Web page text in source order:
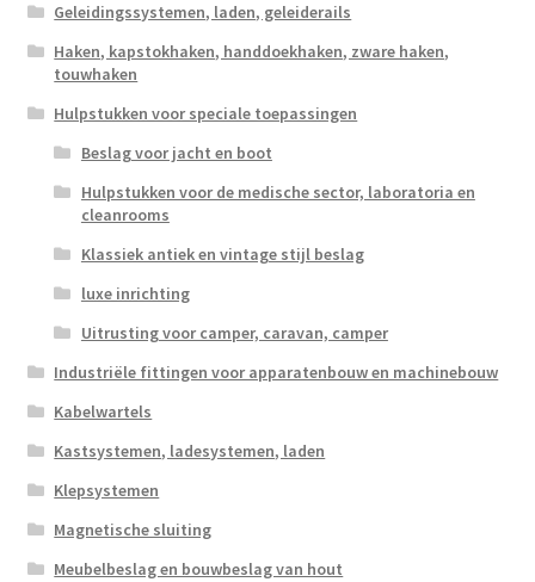
Geleidingssystemen, laden, geleiderails
Haken, kapstokhaken, handdoekhaken, zware haken,
touwhaken
Hulpstukken voor speciale toepassingen
Beslag voor jacht en boot
Hulpstukken voor de medische sector, laboratoria en
cleanrooms
Klassiek antiek en vintage stijl beslag
luxe inrichting
Uitrusting voor camper, caravan, camper
Industriële fittingen voor apparatenbouw en machinebouw
Kabelwartels
Kastsystemen, ladesystemen, laden
Klepsystemen
Magnetische sluiting
Meubelbeslag en bouwbeslag van hout